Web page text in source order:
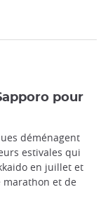
pour
déménagent
estivales qui
en juillet et
marathon et de